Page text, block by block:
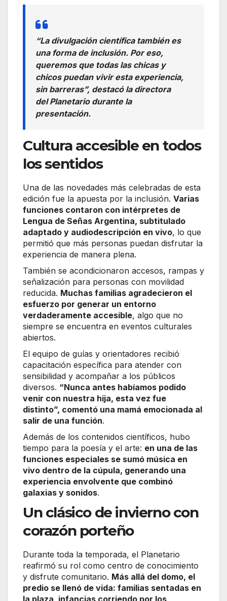
“La divulgación científica también es
una forma de inclusión. Por eso,
queremos que todas las chicas y
chicos puedan vivir esta experiencia,
sin barreras”, destacó la directora
del Planetario durante la
presentación.
Cultura accesible en todos
los sentidos
Una de las novedades más celebradas de esta
edición fue la apuesta por la inclusión. Varias
funciones contaron con intérpretes de
Lengua de Señas Argentina, subtitulado
adaptado y audiodescripción en vivo, lo que
permitió que más personas puedan disfrutar la
experiencia de manera plena.
También se acondicionaron accesos, rampas y
señalización para personas con movilidad
reducida. Muchas familias agradecieron el
esfuerzo por generar un entorno
verdaderamente accesible, algo que no
siempre se encuentra en eventos culturales
abiertos.
El equipo de guías y orientadores recibió
capacitación específica para atender con
sensibilidad y acompañar a los públicos
diversos. “Nunca antes habíamos podido
venir con nuestra hija, esta vez fue
distinto”, comentó una mamá emocionada al
salir de una función.
Además de los contenidos científicos, hubo
tiempo para la poesía y el arte: en una de las
funciones especiales se sumó música en
vivo dentro de la cúpula, generando una
experiencia envolvente que combinó
galaxias y sonidos.
Un clásico de invierno con
corazón porteño
Durante toda la temporada, el Planetario
reafirmó su rol como centro de conocimiento
y disfrute comunitario. Más allá del domo, el
predio se llenó de vida: familias sentadas en
la plaza, infancias corriendo por los